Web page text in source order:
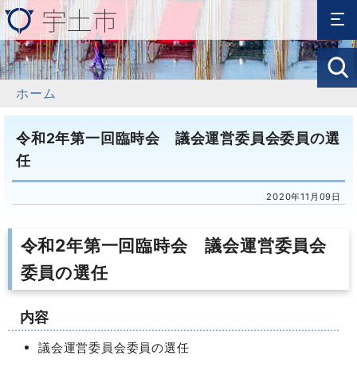
ホーム
令和2年第一回臨時会 議会運営委員会委員の選
任
2020年11月09日
令和2年第一回臨時会 議会運営委員会
委員の選任
内容
議会運営委員会委員の選任